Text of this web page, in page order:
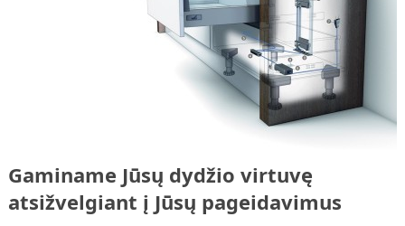
Gaminame Jūsų dydžio virtuvę
atsižvelgiant į Jūsų pageidavimus